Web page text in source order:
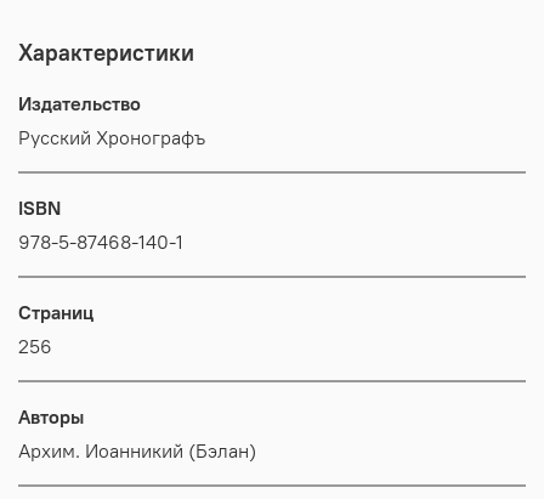
Характеристики
Издательство
Русский Хронографъ
ISBN
978-5-87468-140-1
Страниц
256
Авторы
Архим. Иоанникий (Бэлан)